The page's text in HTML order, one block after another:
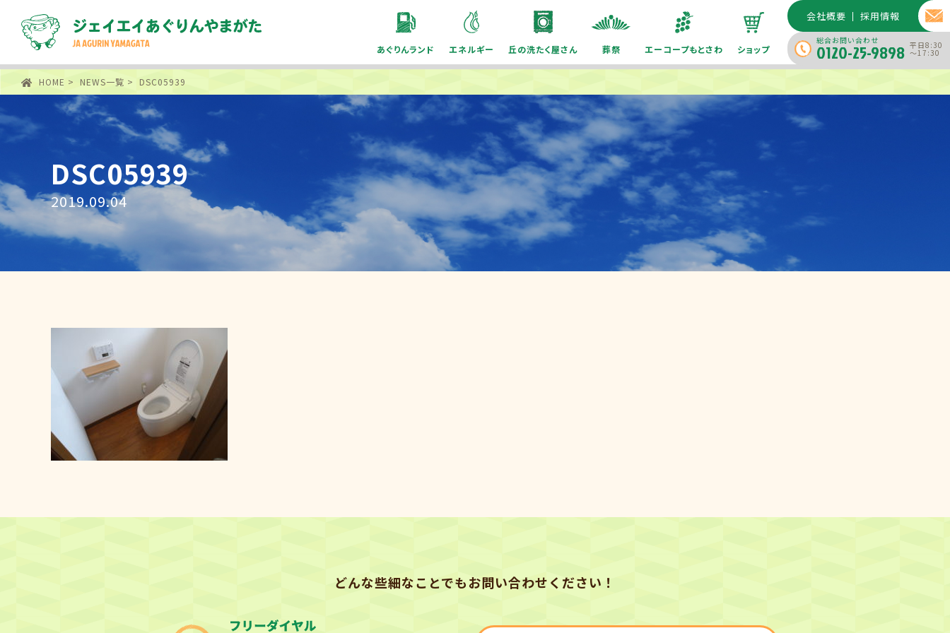
あぐりんランド エネルギー 丘の洗たく屋さん 葬祭 エーコープもとさわ ショップ
会社概要 採用情報
総合お問い合わせ
0120-25-9898 平日8:30
～17:30
HOME > NEWS一覧 > DSC05939
DSC05939
2019.09.04
どんな些細なことでもお問い合わせください！